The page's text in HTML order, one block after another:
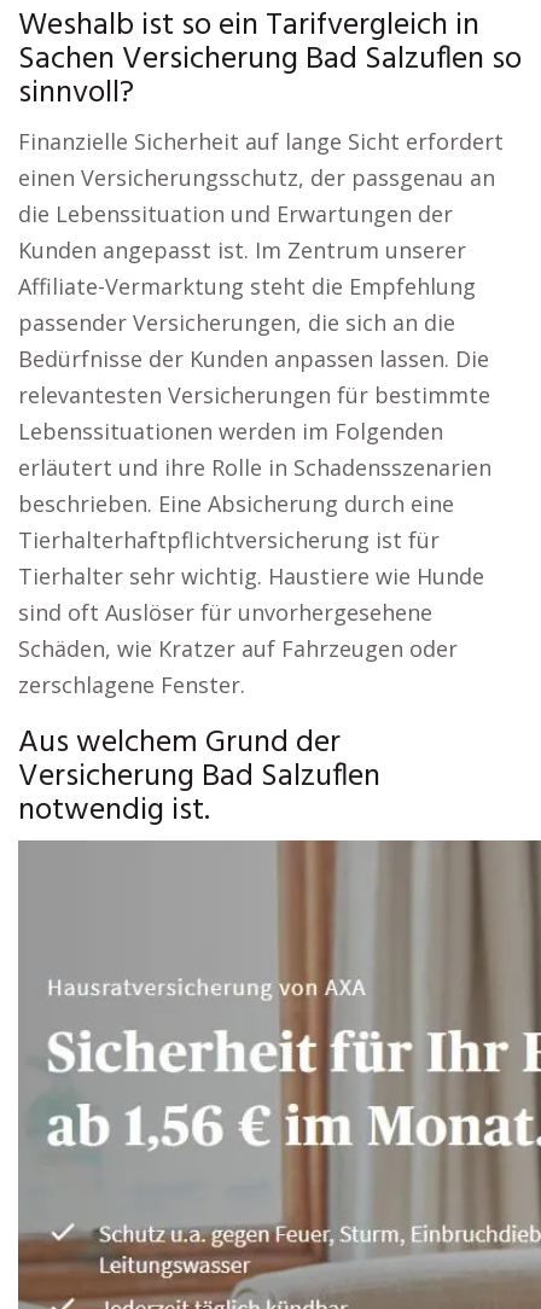
Weshalb ist so ein Tarifvergleich in
Sachen Versicherung Bad Salzuflen so
sinnvoll?
Finanzielle Sicherheit auf lange Sicht erfordert
einen Versicherungsschutz, der passgenau an
die Lebenssituation und Erwartungen der
Kunden angepasst ist. Im Zentrum unserer
Affiliate-Vermarktung steht die Empfehlung
passender Versicherungen, die sich an die
Bedürfnisse der Kunden anpassen lassen. Die
relevantesten Versicherungen für bestimmte
Lebenssituationen werden im Folgenden
erläutert und ihre Rolle in Schadensszenarien
beschrieben. Eine Absicherung durch eine
Tierhalterhaftpflichtversicherung ist für
Tierhalter sehr wichtig. Haustiere wie Hunde
sind oft Auslöser für unvorhergesehene
Schäden, wie Kratzer auf Fahrzeugen oder
zerschlagene Fenster.
Aus welchem Grund der
Versicherung Bad Salzuflen
notwendig ist.